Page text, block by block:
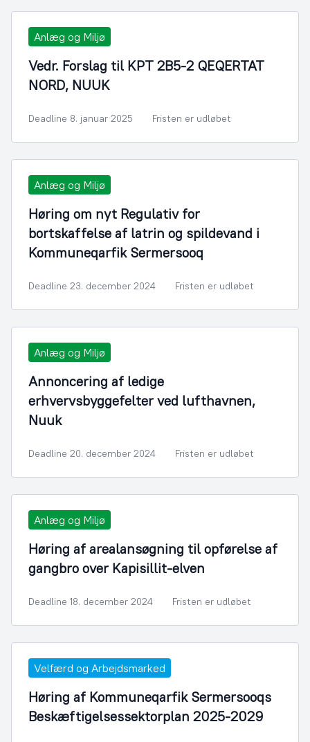
Anlæg og Miljø
Vedr. Forslag til KPT 2B5-2 QEQERTAT
NORD, NUUK
Deadline 8. januar 2025 Fristen er udløbet
Anlæg og Miljø
Høring om nyt Regulativ for
bortskaffelse af latrin og spildevand i
Kommuneqarfik Sermersooq
Deadline 23. december 2024 Fristen er udløbet
Anlæg og Miljø
Annoncering af ledige
erhvervsbyggefelter ved lufthavnen,
Nuuk
Deadline 20. december 2024 Fristen er udløbet
Anlæg og Miljø
Høring af arealansøgning til opførelse af
gangbro over Kapisillit-elven
Deadline 18. december 2024 Fristen er udløbet
Velfærd og Arbejdsmarked
Høring af Kommuneqarfik Sermersooqs
Beskæftigelsessektorplan 2025-2029